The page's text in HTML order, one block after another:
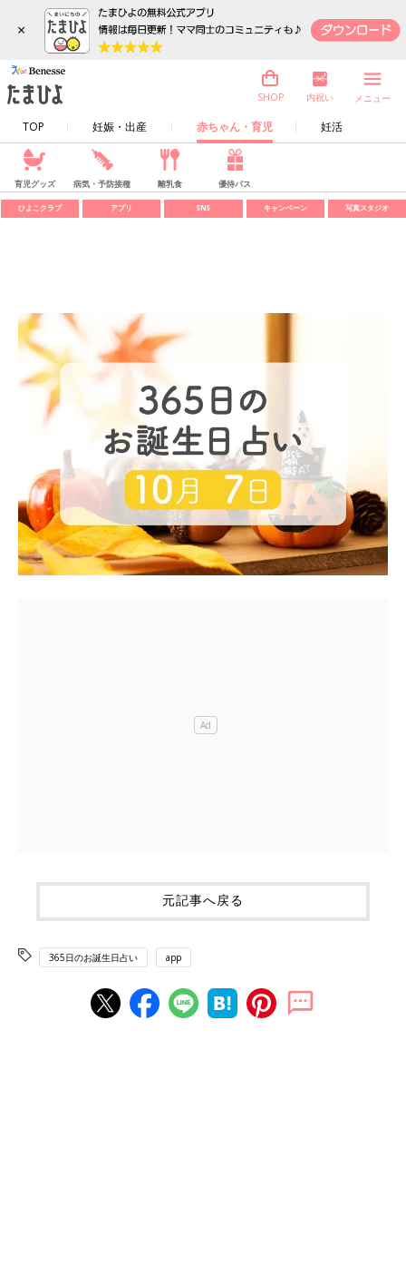
×
TOP 妊娠・出産 赤ちゃん・育児 妊活
SHOP 内祝い メニュー
育児グッズ 病気・予防接種 離乳食 優待パス
ひよこクラブ アプリ SNS キャンペーン 写真スタジオ
元記事へ戻る
365日のお誕生日占い app